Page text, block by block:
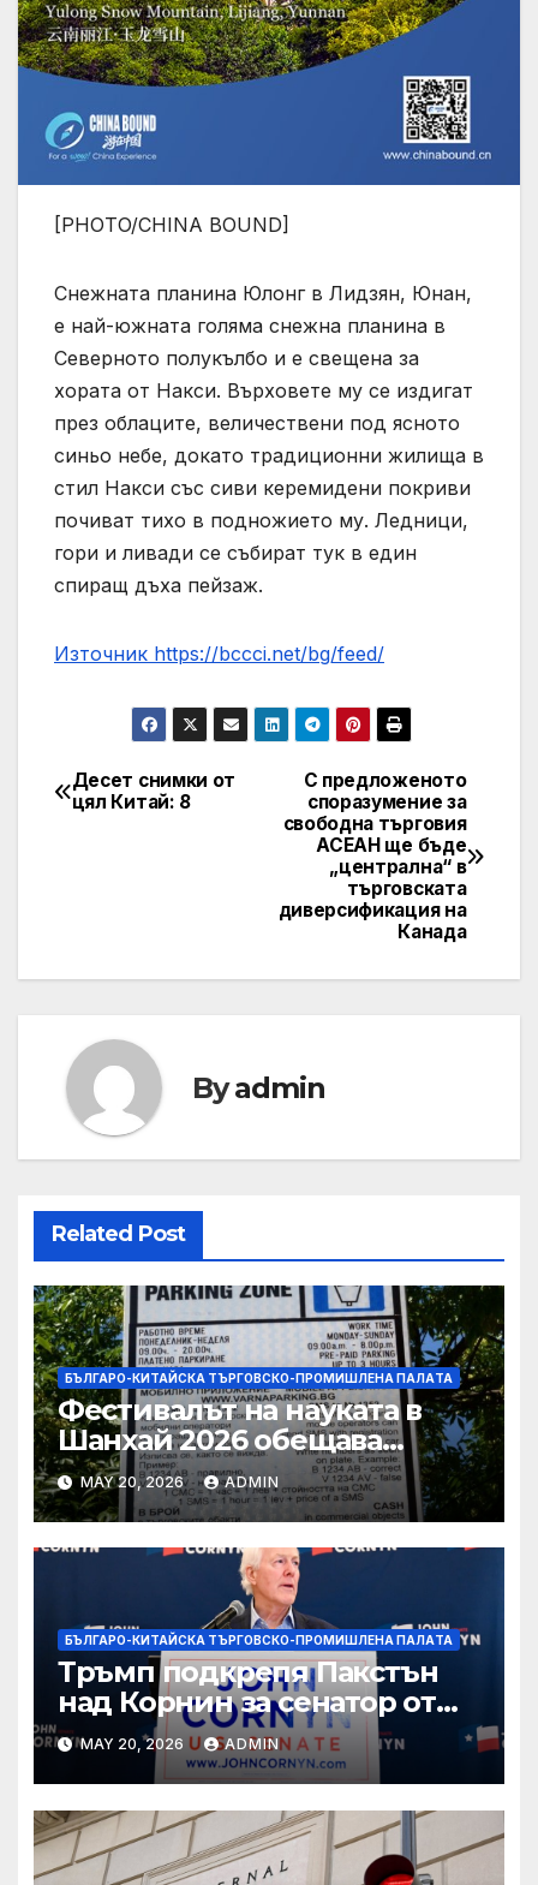
[PHOTO/CHINA BOUND]
Снежната планина Юлонг в Лидзян, Юнан,
е най-южната голяма снежна планина в
Северното полукълбо и е свещена за
хората от Накси. Върховете му се издигат
през облаците, величествени под ясното
синьо небе, докато традиционни жилища в
стил Накси със сиви керемидени покриви
почиват тихо в подножието му. Ледници,
гори и ливади се събират тук в един
спиращ дъха пейзаж.
Източник https://bccci.net/bg/feed/
Post
С предложеното
споразумение за
свободна търговия
АСЕАН ще бъде
„централна“ в
търговската
диверсификация на
Канада
Десет снимки от
цял ​​Китай: 8
Byadmin
Related Post
БЪЛГАРО-КИТАЙСКА ТЪРГОВСКО-ПРОМИШЛЕНА ПАЛAТА
Фестивалът на науката в
Шанхай 2026 обещава
вълнуващи научно-
технологични иновации
MAY 20, 2026 ADMIN
БЪЛГАРО-КИТАЙСКА ТЪРГОВСКО-ПРОМИШЛЕНА ПАЛAТА
Тръмп подкрепя Пакстън
над Корнин за сенатор от
Тексас в шокираща
подкрепа
MAY 20, 2026 ADMIN